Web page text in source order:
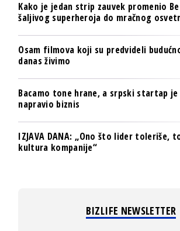
Kako je jedan strip zauvek promenio
šaljivog superheroja do mračnog
Osam filmova koji su predvideli
danas živimo
Bacamo tone hrane, a srpski startap
napravio biznis
IZJAVA DANA: „Ono što lider toleriše,
kultura kompanije“
BIZLIFE NEWSLETTER